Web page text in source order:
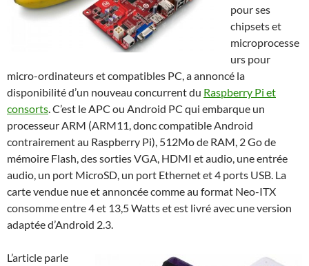
pour ses
chipsets et
microprocesse
urs pour
micro-ordinateurs et compatibles PC, a annoncé la
disponibilité d’un nouveau concurrent du Raspberry Pi et
consorts. C’est le APC ou Android PC qui embarque un
processeur ARM (ARM11, donc compatible Android
contrairement au Raspberry Pi), 512Mo de RAM, 2 Go de
mémoire Flash, des sorties VGA, HDMI et audio, une entrée
audio, un port MicroSD, un port Ethernet et 4 ports USB. La
carte vendue nue et annoncée comme au format Neo-ITX
consomme entre 4 et 13,5 Watts et est livré avec une version
adaptée d’Android 2.3.
L’article parle